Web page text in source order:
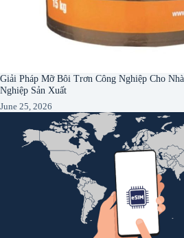
Giải Pháp Mỡ Bôi Trơn Công Nghiệp Cho
Nghiệp Sản Xuất
June 25, 2026